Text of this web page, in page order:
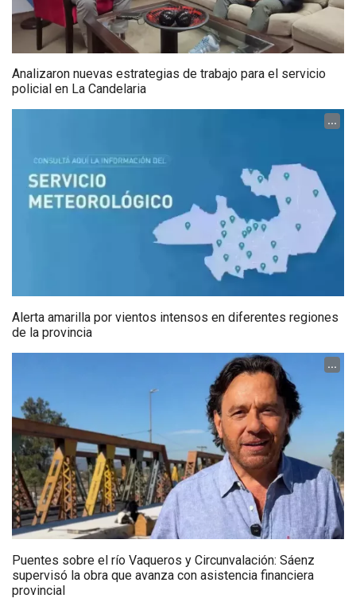
Analizaron nuevas estrategias de trabajo para el servicio
policial en La Candelaria
...
Alerta amarilla por vientos intensos en diferentes regiones
de la provincia
...
Puentes sobre el río Vaqueros y Circunvalación: Sáenz
supervisó la obra que avanza con asistencia financiera
provincial